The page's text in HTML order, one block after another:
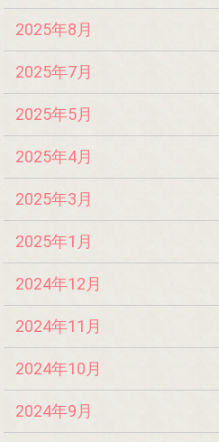
2025年8月
2025年7月
2025年5月
2025年4月
2025年3月
2025年1月
2024年12月
2024年11月
2024年10月
2024年9月